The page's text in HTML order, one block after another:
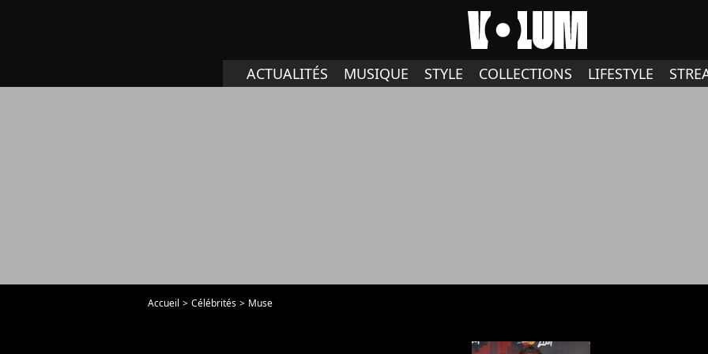
ACTUALITÉS MUSIQUE STYLE COLLECTIONS LIFESTYLE
Accueil Célébrités Muse